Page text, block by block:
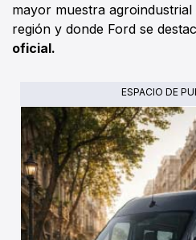
mayor muestra
región y donde Ford se
oficial.
ESPACIO DE